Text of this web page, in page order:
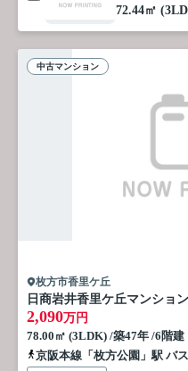
72.44㎡
中古マンション
枚方市香里ケ丘
日商岩井香里ケ丘マンション
2,090万円
78.00㎡ (3LDK) /築47年 /6階建
京阪本線「枚方公園」駅 バス6